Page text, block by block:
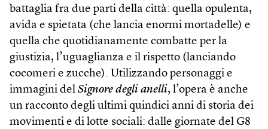
battaglia fra due parti della città: quella opulenta,
avida e spietata (che lancia enormi mortadelle) e
quella che quotidianamente combatte per la
giustizia, l’uguaglianza e il rispetto (lanciando
cocomeri e zucche). Utilizzando personaggi e
immagini del Signore degli anelli, l’opera è anche
un racconto degli ultimi quindici anni di storia dei
movimenti e di lotte sociali: dalle giornate del G8